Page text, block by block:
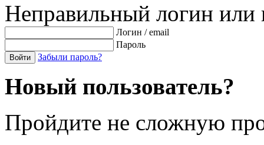
Неправильный логин или
Логин / email
Пароль
Войти Забыли пароль?
Новый пользователь?
Пройдите не сложную